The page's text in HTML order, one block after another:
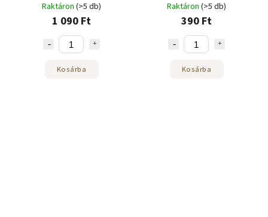
Raktáron (>5 db)
1 090 Ft
Kosárba
Raktáron (>5 db)
390 Ft
Kosárba